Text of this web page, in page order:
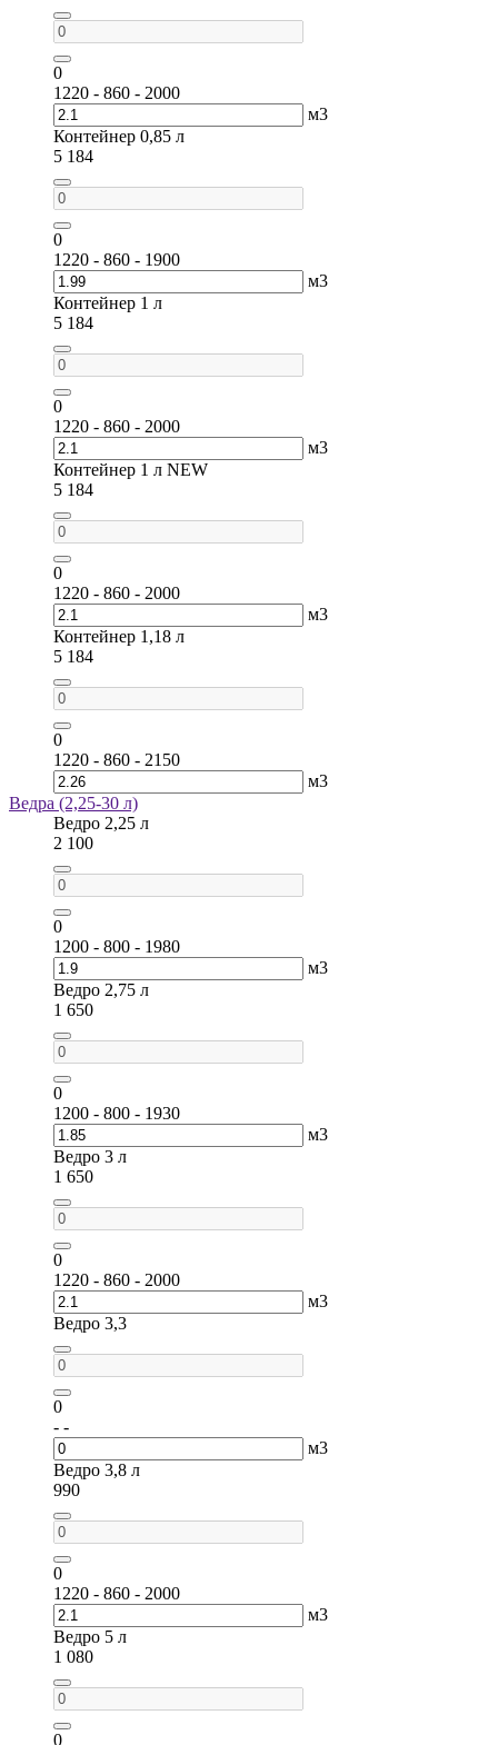
0
1220 - 860 - 2000
м3
Контейнер 0,85 л
5 184
0
1220 - 860 - 1900
м3
Контейнер 1 л
5 184
0
1220 - 860 - 2000
м3
Контейнер 1 л NEW
5 184
0
1220 - 860 - 2000
м3
Контейнер 1,18 л
5 184
0
1220 - 860 - 2150
м3
Ведра (2,25-30 л)
Ведро 2,25 л
2 100
0
1200 - 800 - 1980
м3
Ведро 2,75 л
1 650
0
1200 - 800 - 1930
м3
Ведро 3 л
1 650
0
1220 - 860 - 2000
м3
Ведро 3,3
0
- -
м3
Ведро 3,8 л
990
0
1220 - 860 - 2000
м3
Ведро 5 л
1 080
0